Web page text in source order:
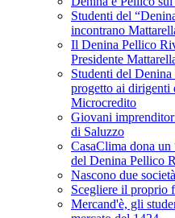
Studenti del
incontrano
Il Denina Pellico
Presidente
Studenti del
progetto ai dirigenti
Microcredito
Giovani
di Saluzzo
CasaClima dona
del Denina Pellico
Nascono due
Scegliere il proprio
Mercand'è, gli